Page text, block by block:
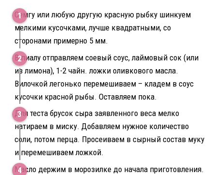
Семгу или любую другую красную рыбку шинкуем
мелкими кусочками, лучше квадратными, со
сторонами примерно 5 мм.
В пиалу отправляем соевый соус, лаймовый сок (или
из лимона), 1-2 чайн. ложки оливкового масла.
Вилочкой легонько перемешиваем – кладем в соус
кусочки красной рыбы. Оставляем пока.
Для теста брусок сыра заявленного веса мелко
натираем в миску. Добавляем нужное количество
соли, потом перца. Просеиваем в сырный состав муку
и перемешиваем ложкой.
Масло держим в морозилке до начала приготовления.